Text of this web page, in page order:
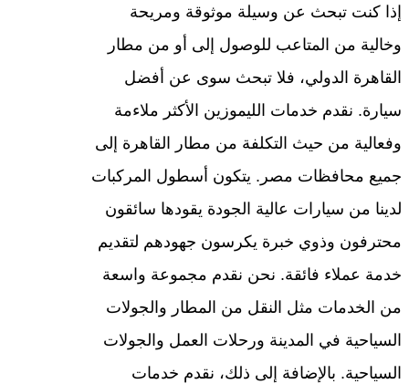
إذا كنت تبحث عن وسيلة موثوقة ومريحة
وخالية من المتاعب للوصول إلى أو من مطار
القاهرة الدولي، فلا تبحث سوى عن أفضل
سيارة. نقدم خدمات الليموزين الأكثر ملاءمة
وفعالية من حيث التكلفة من مطار القاهرة إلى
جميع محافظات مصر. يتكون أسطول المركبات
لدينا من سيارات عالية الجودة يقودها سائقون
محترفون وذوي خبرة يكرسون جهودهم لتقديم
خدمة عملاء فائقة. نحن نقدم مجموعة واسعة
من الخدمات مثل النقل من المطار والجولات
السياحية في المدينة ورحلات العمل والجولات
السياحية. بالإضافة إلى ذلك، نقدم خدمات